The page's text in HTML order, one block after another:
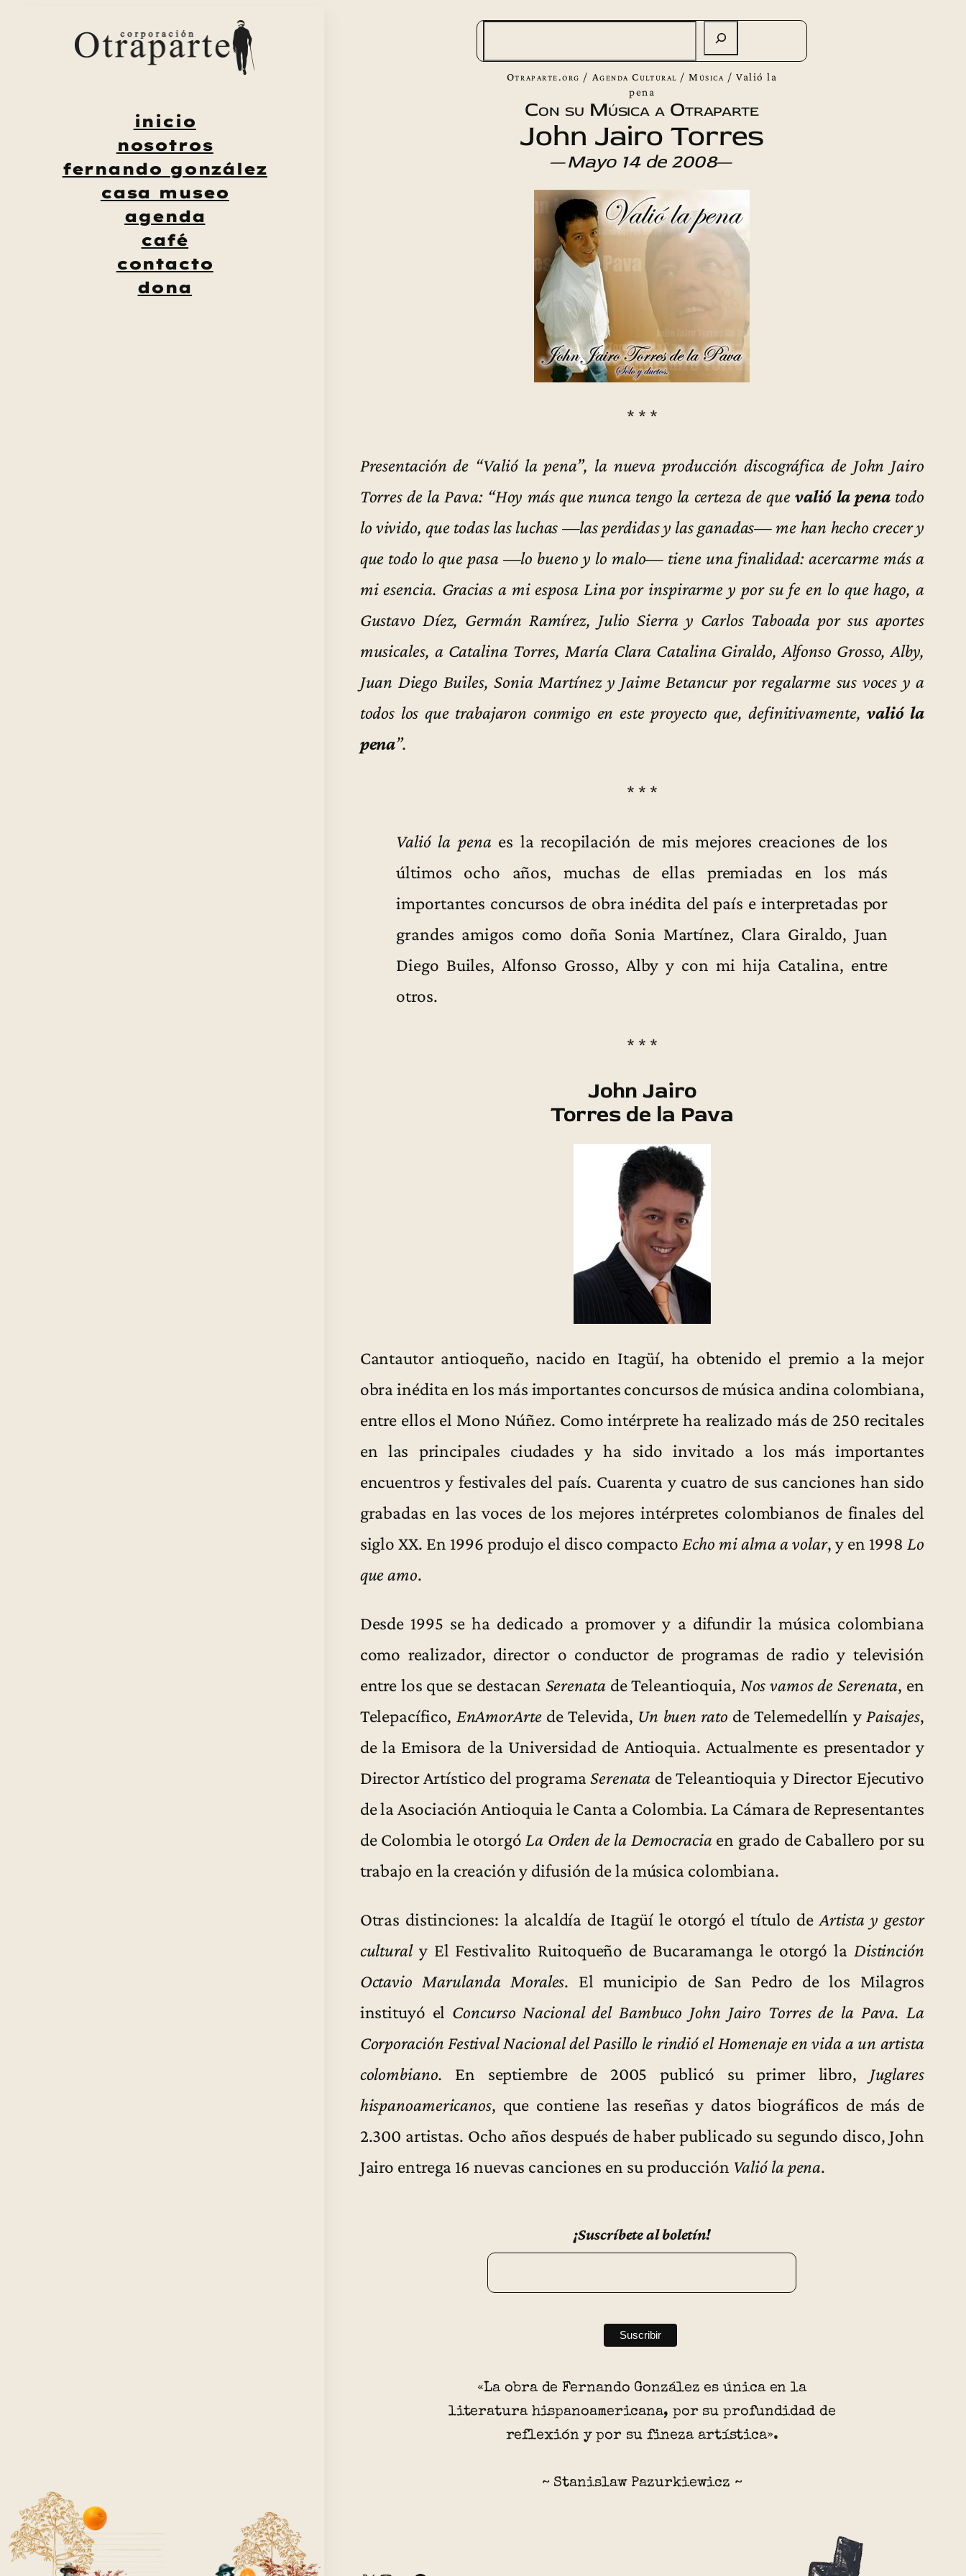
inicio
nosotros
fernando gonzález
casa museo
agenda
café
contacto
dona
Otraparte.org / Agenda Cultural /Música /Valió la
pena
Con su Música a Otraparte
John Jairo Torres
—Mayo 14 de 2008—
* * *
Presentación de “Valió la pena”, la nueva producción discográfica de John Jairo
Torres de la Pava: “Hoy más que nunca tengo la certeza de que valió la pena todo
lo vivido, que todas las luchas —las perdidas y las ganadas— me han hecho crecer y
que todo lo que pasa —lo bueno y lo malo— tiene una finalidad: acercarme más a
mi esencia. Gracias a mi esposa Lina por inspirarme y por su fe en lo que hago, a
Gustavo Díez, Germán Ramírez, Julio Sierra y Carlos Taboada por sus aportes
musicales, a Catalina Torres, María Clara Catalina Giraldo, Alfonso Grosso, Alby,
Juan Diego Builes, Sonia Martínez y Jaime Betancur por regalarme sus voces y a
todos los que trabajaron conmigo en este proyecto que, definitivamente, valió la
pena”.
* * *
Valió la penaes la recopilación de mis mejores creaciones de los
últimos ocho años, muchas de ellas premiadas en los más
importantes concursos de obra inédita del país e interpretadas por
grandes amigos como doña Sonia Martínez, Clara Giraldo, Juan
Diego Builes, Alfonso Grosso, Alby y con mi hija Catalina, entre
otros.
* * *
John Jairo
Torres de la Pava
Cantautor antioqueño, nacido en Itagüí, ha obtenido el premio a la mejor
obra inédita en los más importantes concursos de música andina colombiana,
entre ellos el Mono Núñez. Como intérprete ha realizado más de 250 recitales
en las principales ciudades y ha sido invitado a los más importantes
encuentros y festivales del país. Cuarenta y cuatro de sus canciones han sido
grabadas en las voces de los mejores intérpretes colombianos de finales del
siglo XX. En 1996 produjo el disco compacto Echo mi alma a volar, y en 1998 Lo
que amo.
Desde 1995 se ha dedicado a promover y a difundir la música colombiana
como realizador, director o conductor de programas de radio y televisión
entre los que se destacan Serenatade Teleantioquia, Nos vamos de Serenata, en
Telepacífico, EnAmorArtede Televida, Un buen rato de Telemedellín y Paisajes,
de la Emisora de la Universidad de Antioquia. Actualmente es presentador y
Director Artístico del programaSerenata de Teleantioquia y Director Ejecutivo
de la Asociación Antioquia le Canta a Colombia. La Cámara de Representantes
de Colombia le otorgó La Orden de la Democraciaen grado de Caballero por su
trabajo en la creación y difusión de la música colombiana.
Otras distinciones: la alcaldía de Itagüí le otorgó el título de Artista y gestor
culturaly El Festivalito Ruitoqueño de Bucaramanga le otorgó la Distinción
Octavio Marulanda Morales. El municipio de San Pedro de los Milagros
instituyó el Concurso Nacional del Bambuco John Jairo Torres de la Pava. La
Corporación Festival Nacional del Pasillo le rindió el Homenaje en vida a un artista
colombiano. En septiembre de 2005 publicó su primer libro, Juglares
hispanoamericanos, que contiene las reseñas y datos biográficos de más de
2.300 artistas. Ocho años después de haber publicado su segundo disco, John
Jairo entrega 16 nuevas canciones en su producción Valió la pena.
¡Suscríbete al boletín!
«La obra de Fernando González es única en la
literatura hispanoamericana, por su profundidad de
reflexión y por su fineza artística».
~ Stanislaw Pazurkiewicz ~